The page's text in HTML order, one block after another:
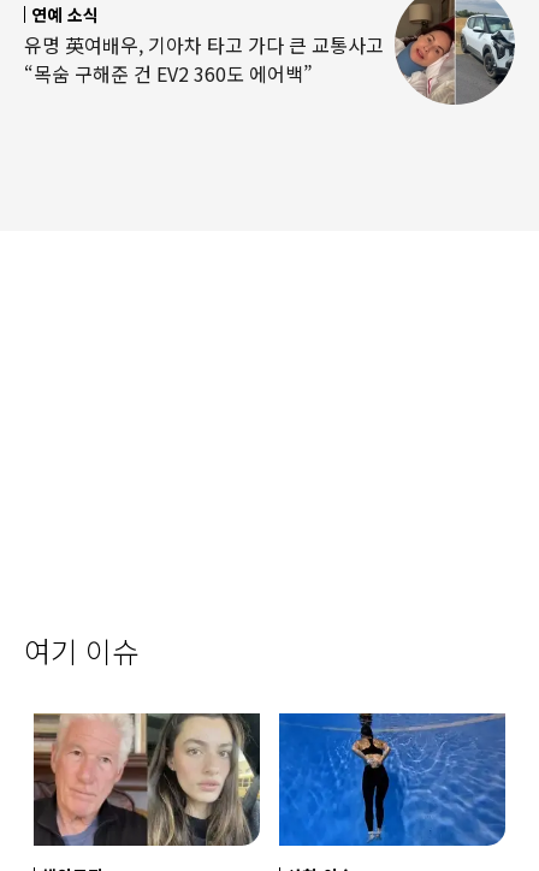
연예 소식
유명 英여배우, 기아차 타고 가다 큰 교통사고
“목숨 구해준 건 EV2 360도 에어백”
여기 이슈